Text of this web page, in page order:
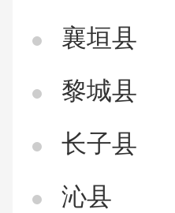
襄垣县
黎城县
长子县
沁县